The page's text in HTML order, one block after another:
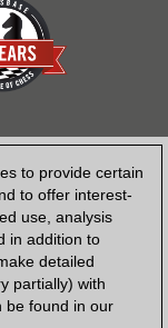
to provide certain
to offer interest-
use, analysis
in addition to
detailed
partially) with
be found in our